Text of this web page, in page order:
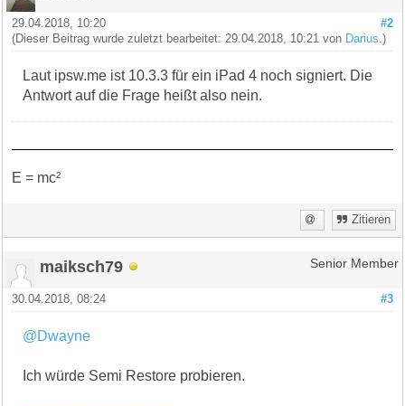
#2
29.04.2018, 10:20
(Dieser Beitrag wurde zuletzt bearbeitet: 29.04.2018, 10:21 von Darius .)
Laut ipsw.me ist 10.3.3 für ein iPad 4 noch signiert. Die
Antwort auf die Frage heißt also nein.
E = mc²
Zitieren
maiksch79 Senior Member
#3
30.04.2018, 08:24
@Dwayne
Ich würde Semi Restore probieren.